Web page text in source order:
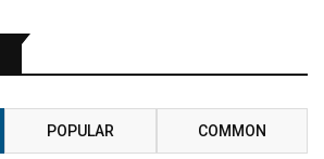
POPULAR COMMON